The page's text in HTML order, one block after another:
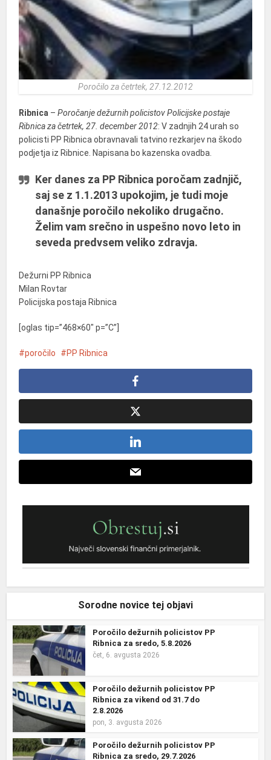
Poročilo za četrtek, 27.12.2012
Ribnica –Poročanje dežurnih policistov Policijske postaje
Ribnica za četrtek, 27. december 2012: V zadnjih 24 urah so
policisti PP Ribnica obravnavali tatvino rezkarjev na škodo
podjetja iz Ribnice. Napisana bo kazenska ovadba.
Ker danes za PP Ribnica poročam zadnjič,
saj se z 1.1.2013 upokojim, je tudi moje
današnje poročilo nekoliko drugačno.
Želim vam srečno in uspešno novo leto in
seveda predvsem veliko zdravja.
Dežurni PP Ribnica
Milan Rovtar
Policijska postaja Ribnica
[oglas tip=”468×60″ p=”C”]
poročilo PP Ribnica
Sorodne novice tej objavi
Poročilo dežurnih policistov PP
Ribnica za sredo, 5.8.2026
čet, 6. avgusta 2026
Poročilo dežurnih policistov PP
Ribnica za vikend od 31.7 do
2.8.2026
pon, 3. avgusta 2026
Poročilo dežurnih policistov PP
Ribnica za sredo, 29.7.2026